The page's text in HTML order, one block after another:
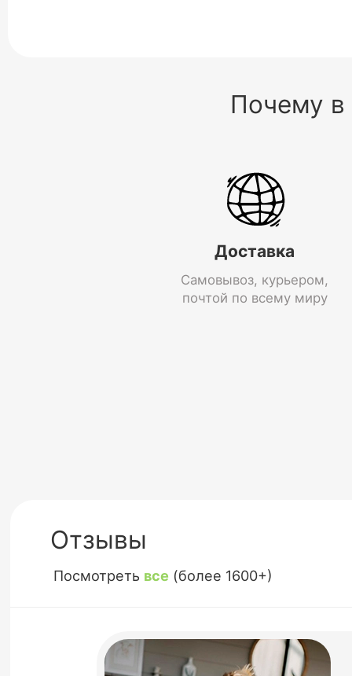
Почему
Доставка
Самовывоз, курьером,
почтой по всему миру
Отзывы
Посмотреть все (более 1600+)